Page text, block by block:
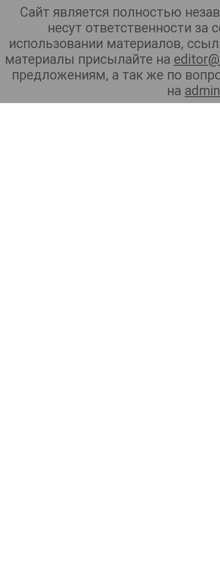
Сайт является полностью
несут ответственности
использовании материалов,
материалы присылайте на
предложениям, а так же по
на